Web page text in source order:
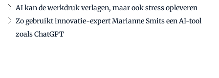
AI kan de werkdruk verlagen, maar ook stress opleveren
Zo gebruikt innovatie-expert Marianne Smits een AI-tool
zoals ChatGPT